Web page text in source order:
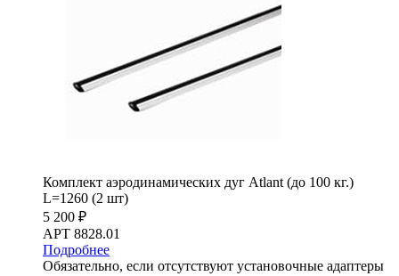
Комплект аэродинамических дуг Atlant (до 100 кг.)
L=1260 (2 шт)
5 200 ₽
АРТ 8828.01
Подробнее
Обязательно, если отсутствуют установочные адаптеры